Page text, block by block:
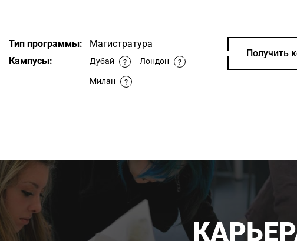
Тип программы:
Магистратура
Кампусы:
Дубай ? Лондон ?
Милан ?
Получить